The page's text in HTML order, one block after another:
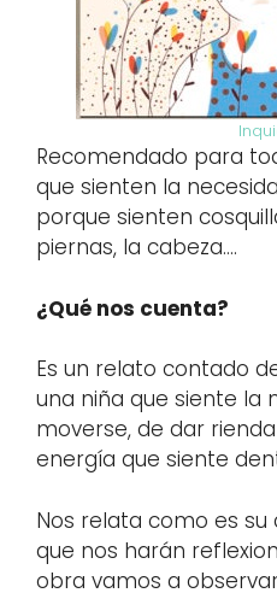
Recomendado para
que sienten la
porque sienten
piernas, la cabeza….
¿Qué nos cuenta?
Es un relato contado
una niña que siente la
moverse, de dar
energía que siente
Nos relata como es
que nos harán
obra vamos a